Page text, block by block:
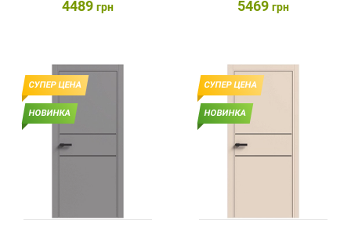
4489 грн 5469 грн
СУПЕР ЦЕНА
НОВИНКА
СУПЕР ЦЕНА
НОВИНКА